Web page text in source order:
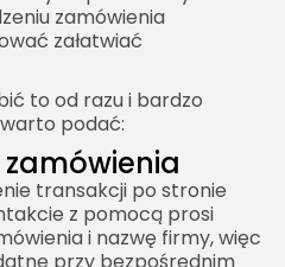
zamówienia
załatwiać
to od razu i bardzo
podać:
transakcji po stronie
z pomocą prosi
i nazwę firmy, więc